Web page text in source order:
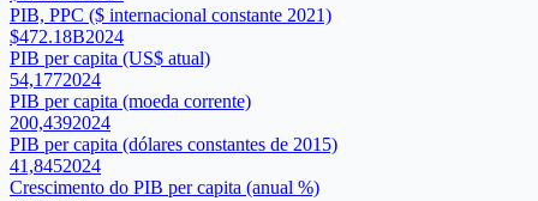
PIB, PPC ($ internacional constante 2021)
$472.18B2024
PIB per capita (US$ atual)
54,1772024
PIB per capita (moeda corrente)
200,4392024
PIB per capita (dólares constantes de 2015)
41,8452024
Crescimento do PIB per capita (anual %)